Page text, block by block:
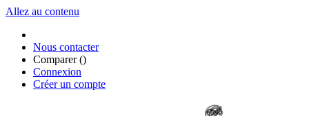
Allez au contenu
Nous contacter
Comparer ()
Connexion
Créer un compte